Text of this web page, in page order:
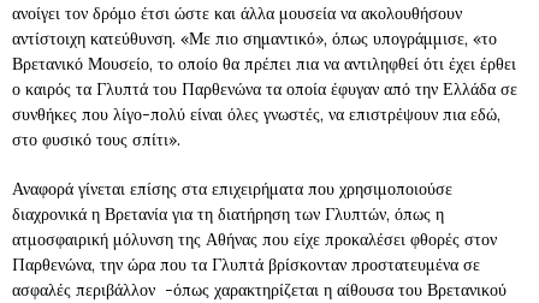
ανοίγει τον δρόμο έτσι ώστε και άλλα μουσεία να ακολουθήσουν
αντίστοιχη κατεύθυνση. «Με πιο σημαντικό», όπως υπογράμμισε, «το
Βρετανικό Μουσείο, το οποίο θα πρέπει πια να αντιληφθεί ότι έχει έρθει
ο καιρός τα Γλυπτά του Παρθενώνα τα οποία έφυγαν από την Ελλάδα σε
συνθήκες που λίγο-πολύ είναι όλες γνωστές, να επιστρέψουν πια εδώ,
στο φυσικό τους σπίτι».
Αναφορά γίνεται επίσης στα επιχειρήματα που χρησιμοποιούσε
διαχρονικά η Βρετανία για τη διατήρηση των Γλυπτών, όπως η
ατμοσφαιρική μόλυνση της Αθήνας που είχε προκαλέσει φθορές στον
Παρθενώνα, την ώρα που τα Γλυπτά βρίσκονταν προστατευμένα σε
ασφαλές περιβάλλον -όπως χαρακτηρίζεται η αίθουσα του Βρετανικού